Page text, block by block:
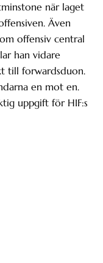
när laget
Även
offensiv central
han vidare
till forwardsduon.
en mot en.
uppgift för HIF:s